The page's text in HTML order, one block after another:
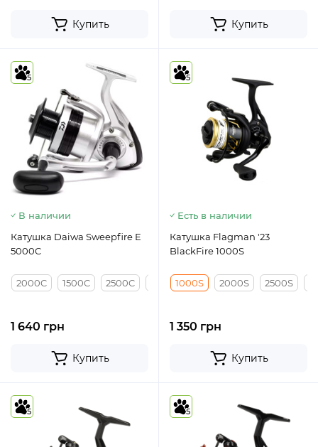
Купить Купить
5
В наличии
Катушка Daiwa Sweepfire E
5000C
2000C 1500C 2500C 3000C 4000C
1 640 грн
Купить
5
Есть в наличии
Катушка Flagman '23
BlackFire 1000S
1000S 2000S 2500S
1 350 грн
Купить
5 5